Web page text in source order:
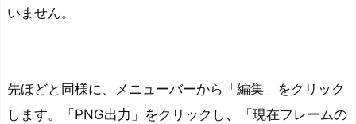
いません。
先ほどと同様に、メニューバーから「編集」をクリック
します。「PNG出力」をクリックし、「現在フレームの